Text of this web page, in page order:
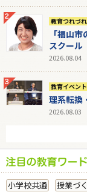
教育つれづ
「福山
スクール
2026.08.04
教育イベン
理系転換
2026.08.03
小学校共通 授業づ